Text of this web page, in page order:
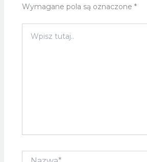
Wymagane pola są oznaczone *
tutaj..
Nazwa*